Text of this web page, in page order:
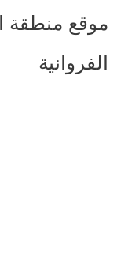
موقع منطقة
الفروانية